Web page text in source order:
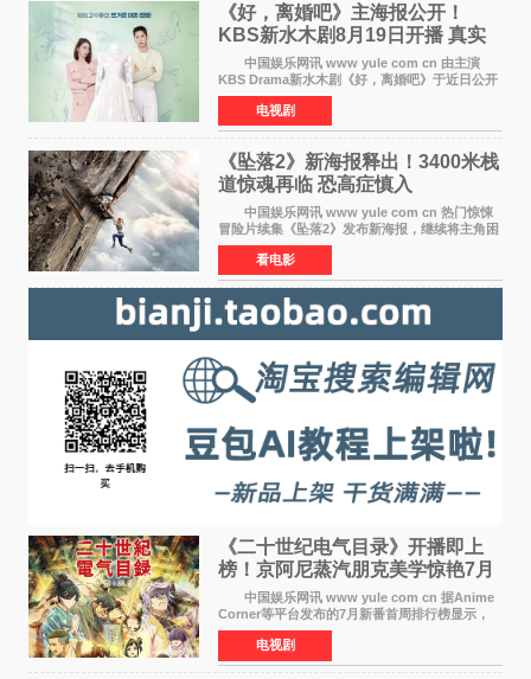
《好，离婚吧》主海报公开！
KBS新水木剧8月19日开播 真实
离婚体验记来袭
中国娱乐网讯 www yule com cn 由主演
KBS Drama新水木剧《好，离婚吧》于近日公开
主海报，正式进入开播倒计时。 海报中，男
女主角背对背站立，各自望向不同方向，中央的
空白与冷漠的表情
电视剧
《坠落2》新海报释出！3400米栈
道惊魂再临 恐高症慎入
中国娱乐网讯 www yule com cn 热门惊悚
冒险片续集《坠落2》发布新海报，继续将主角困
于绝境高处——这一次，是摇摇欲坠的徒步栈
道。该片将于今年9月2日北美上映，恐高症患者
请提前做好心理
看电影
《二十世纪电气目录》开播即上
榜！京阿尼蒸汽朋克美学惊艳7月
新番季
中国娱乐网讯 www yule com cn 据Anime
Corner等平台发布的7月新番首周排行榜显示，
由京都动画制作的《二十世纪电气目录》在多个
榜单中表现亮眼，位列AniLab全球TOP10第十
名。该剧改编自结
电视剧